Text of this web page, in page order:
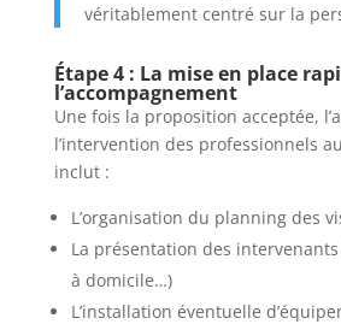
véritablement centré sur la
Étape 4 : La mise en place
l’accompagnement
Une fois la proposition acceptée,
l’intervention des professionnels
inclut :
L’organisation du planning des
La présentation des
à domicile…)
L’installation éventuelle